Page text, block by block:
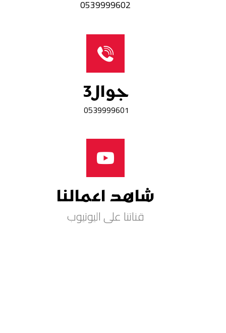
0539999602
جوال3
0539999601
شاهد اعمالنا
قناتنا على اليوتيوب